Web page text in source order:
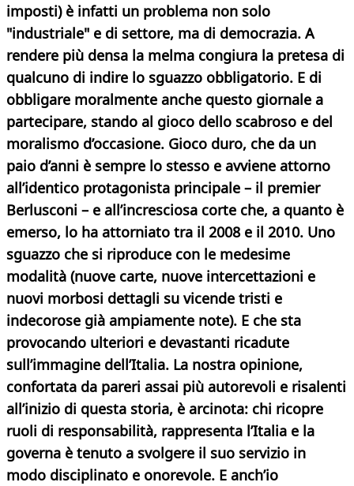
imposti) è infatti un problema non solo
"industriale" e di settore, ma di democrazia. A
rendere più densa la melma congiura la pretesa di
qualcuno di indire lo sguazzo obbligatorio. E di
obbligare moralmente anche questo giornale a
partecipare, stando al gioco dello scabroso e del
moralismo d’occasione. Gioco duro, che da un
paio d’anni è sempre lo stesso e avviene attorno
all’identico protagonista principale – il premier
Berlusconi – e all’incresciosa corte che, a quanto è
emerso, lo ha attorniato tra il 2008 e il 2010. Uno
sguazzo che si riproduce con le medesime
modalità (nuove carte, nuove intercettazioni e
nuovi morbosi dettagli su vicende tristi e
indecorose già ampiamente note). E che sta
provocando ulteriori e devastanti ricadute
sull’immagine dell’Italia. La nostra opinione,
confortata da pareri assai più autorevoli e risalenti
all’inizio di questa storia, è arcinota: chi ricopre
ruoli di responsabilità, rappresenta l’Italia e la
governa è tenuto a svolgere il suo servizio in
modo disciplinato e onorevole. E anch’io